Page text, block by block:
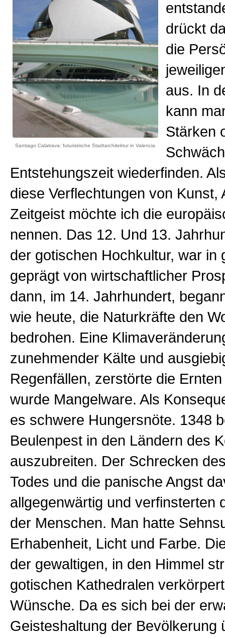
Santiago Calatrava: futuristische Stadtarchitektur in Valencia
drückt
die
aus. In
kann
Stärken
Entstehungszeit wiederfinden.
diese Verflechtungen von Kunst,
Zeitgeist möchte ich die
nennen. Das 12. Und 13.
der gotischen Hochkultur, war in
geprägt von wirtschaftlicher
dann, im 14. Jahrhundert,
wie heute, die Naturkräfte den
bedrohen. Eine
zunehmender Kälte und
Regenfällen, zerstörte die
wurde Mangelware. Als
es schwere Hungersnöte. 1348
Beulenpest in den Ländern des
auszubreiten. Der Schrecken
Todes und die panische Angst
allgegenwärtig und verfinsterten
der Menschen. Man hatte
Erhabenheit, Licht und Farbe.
der gewaltigen, in den Himmel
gotischen Kathedralen
Wünsche. Da es sich bei der
Geisteshaltung der Bevölkerung